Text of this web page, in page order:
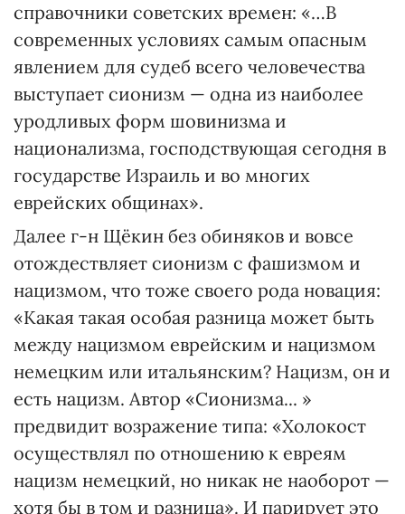
справочники советских времен: «…В
современных условиях самым опасным
явлением для судеб всего человечества
выступает сионизм — одна из наиболее
уродливых форм шовинизма и
национализма, господствующая сегодня в
государстве Израиль и во многих
еврейских общинах».
Далее г-н Щёкин без обиняков и вовсе
отождествляет сионизм с фашизмом и
нацизмом, что тоже своего рода новация:
«Какая такая особая разница может быть
между нацизмом еврейским и нацизмом
немецким или итальянским? Нацизм, он и
есть нацизм. Автор «Сионизма... »
предвидит возражение типа: «Холокост
осуществлял по отношению к евреям
нацизм немецкий, но никак не наоборот —
хотя бы в том и разница». И парирует это